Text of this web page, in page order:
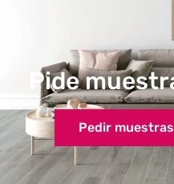
Pide
Pedir